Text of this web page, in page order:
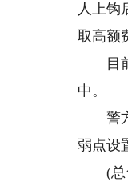
人上钩
取高额
目前
中。
警方
弱点设
(总台